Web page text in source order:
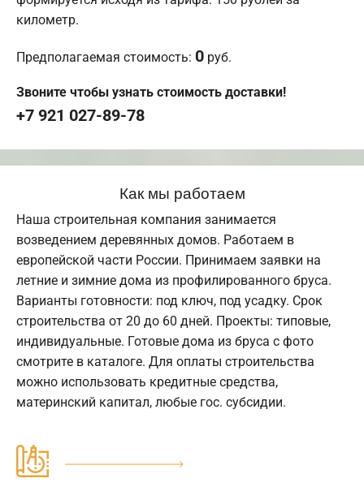
километр.
Предполагаемая стоимость: 0 руб.
Звоните чтобы узнать стоимость доставки!
+7 921 027-89-78
Как мы работаем
Наша строительная компания занимается
возведением деревянных домов. Работаем в
европейской части России. Принимаем заявки на
летние и зимние дома из профилированного бруса.
Варианты готовности: под ключ, под усадку. Срок
строительства от 20 до 60 дней. Проекты: типовые,
индивидуальные. Готовые дома из бруса с фото
смотрите в каталоге. Для оплаты строительства
можно использовать кредитные средства,
материнский капитал, любые гос. субсидии.